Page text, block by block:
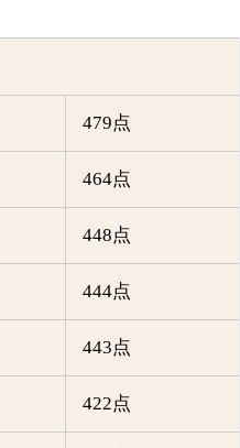
479点
464点
448点
444点
443点
422点